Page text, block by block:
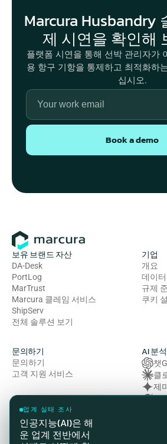
Marcura Husbandry
플랫폼 시연을 통해 선박 관리자가
용 항구 기항을 통제하고 최적화하
십시오.
Book a demo
보유 브랜드 자산
DA-Desk
PortLog
MarTrust
Marcura 클레임 서비스
ShipServ
전체 솔루션 보기
기업
개요
데이
규제
쿠키
법률 및 규정 준수
문의하기
문의하기
고객 지원 서비스
AI 분
챗
클
제
그
업계 실태 조사
인공지능(AI)은 해
운 업계 전반에서